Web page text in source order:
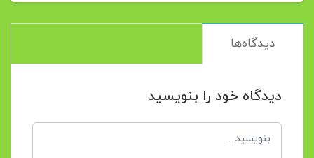
دیدگاه‌ها
دیدگاه خود را بنویسید